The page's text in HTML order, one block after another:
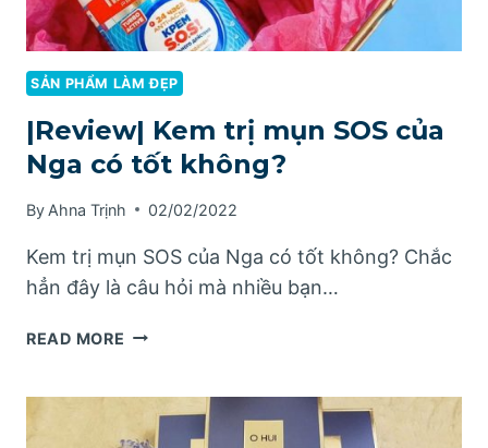
SẢN PHẨM LÀM ĐẸP
|Review| Kem trị mụn SOS của
Nga có tốt không?
By Ahna Trịnh 02/02/2022
Kem trị mụn SOS của Nga có tốt không? Chắc
hẳn đây là câu hỏi mà nhiều bạn…
READ MORE |REVIEW|
SOS